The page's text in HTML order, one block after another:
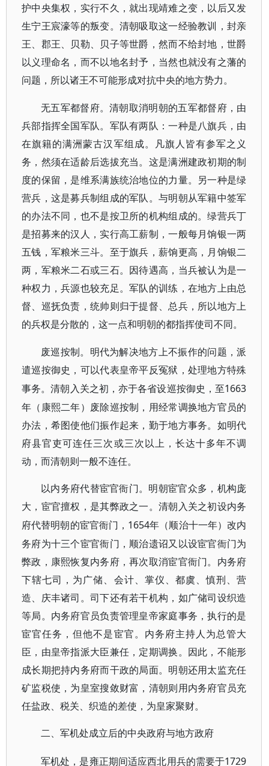
护中央集权，实行不久，就出现靖难之变，以后又发
生宁王宸濠等的叛变。清朝吸取这一经验教训，封亲
王、郡王、贝勒、贝子等世爵，然而不给封地，世爵
以义理命名，而不以地名封予，当然也就没有之藩的
问题，所以诸王不可能形成对抗中央的地方势力。
无五军都督府。清朝取消明朝的五军都督府，由
兵部指挥全国军队。军队有两队：一种是八旗兵，由
在旗籍的满洲蒙古汉军组成。凡旗人皆有参军之义
务，然须在适龄后选拔充当。这是满洲建政初期的制
度的保留，是维系满族统治地位的力量。另一种是绿
营兵，这是募兵制组成的军队。与明朝从军籍中签军
的办法不同，也不是按卫所的机构组成的。绿营兵丁
是招募来的汉人，实行高工薪制，一般每月饷银一两
五钱，军粮米三斗。至于旗兵，薪饷更高，月饷银二
两，军粮米二石或三石。因待遇高，当兵被认为是一
种权力，兵源也较充足。军队的训练，在地方上由总
督、巡抚负责，统帅则归于提督、总兵，所以地方上
的兵权是分散的，这一点和明朝的都指挥使司不同。
废巡按制。明代为解决地方上不振作的问题，派
遣巡按御史，可以代表皇帝平反冤狱，处理地方特殊
事务。清朝入关之初，亦于各省设巡按御史，至1663
年（康熙二年）废除巡按制，用经常调换地方官员的
办法，希图使他们振作起来，勤于地方事务。如明代
府县官吏可连任三次或三次以上，长达十多年不调
动，而清朝则一般不连任。
以内务府代替宦官衙门。明朝宦官众多，机构庞
大，宦官擅权，是其弊政之一。清朝入关之初设内务
府代替明朝的宦官衙门， 1654年（顺治十一年）改内
务府为十三个宦官衙门，顺治遗诏又以设宦官衙门为
弊政，康熙恢复内务府，再次取消宦官衙门。内务府
下辖七司，为广储、会计、掌仪、都虞、慎刑、营
造、庆丰诸司。司下还有若干机构，如广储司设织造
等局。内务府官员负责管理皇帝家庭事务，执行的是
宦官任务，但他不是宦官。内务府主持人为总管大
臣，由皇帝指派大臣兼任，定期调换。因此，不能形
成长期把持内务府而干政的局面。明朝还用太监充任
矿监税使，为皇室搜敛财富，清朝则用内务府官员充
任盐政、税关、织造的差使，为皇家聚财。
二、军机处成立后的中央政府与地方政府
军机处，是雍正期间适应西北用兵的需要于1729